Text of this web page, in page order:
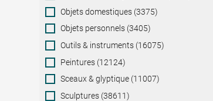
Objets domestiques (3375)
Objets personnels (3405)
Outils & instruments (16075)
Peintures (12124)
Sceaux & glyptique (11007)
Sculptures (38611)